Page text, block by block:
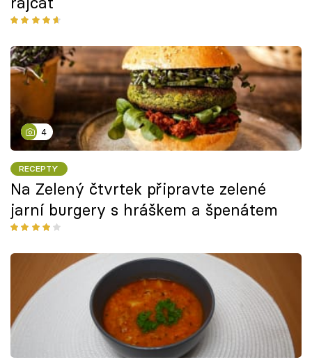
4
RECEPTY
Na Zelený čtvrtek připravte zelené
jarní burgery s hráškem a špenátem